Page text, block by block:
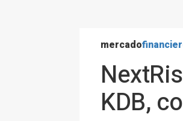
mercado
KDB,